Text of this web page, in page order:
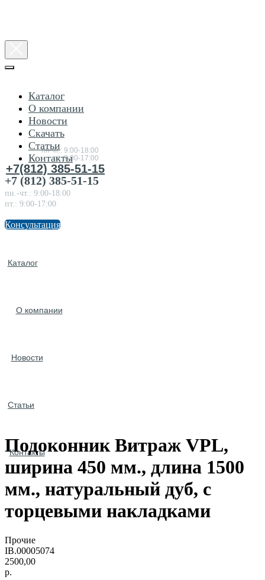
Консультация
товарам
пн-чт.: 9:00-18:00
пт.:9:00-17:00
+7(812) 385-51-15
Каталог
О компании
Новости
Статьи
Контакты
Каталог
О компании
Новости
Скачать
Статьи
Контакты
+7 (812) 385-51-15
пн.-чт.: 9:00-18:00
пт.: 9:00-17:00
Консультация
Подоконник Витраж VPL,
ширина 450 мм., длина 1500
мм., натуральный дуб, с
торцевыми накладками
Прочие
IB.00005074
2500,00
р.